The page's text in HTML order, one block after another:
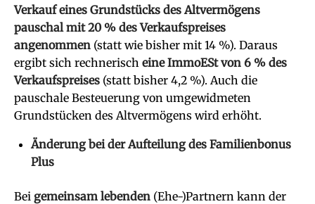
Verkauf eines Grundstücks des Altvermögens
pauschal mit 20 % des Verkaufspreises
angenommen (statt wie bisher mit 14 %). Daraus
ergibt sich rechnerisch eine ImmoESt von 6 % des
Verkaufspreises (statt bisher 4,2 %). Auch die
pauschale Besteuerung von umgewidmeten
Grundstücken des Altvermögens wird erhöht.
Änderung bei der Aufteilung des Familienbonus
Plus
Bei gemeinsam lebenden (Ehe-)Partnern kann der